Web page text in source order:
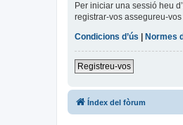
Per iniciar una sessió heu
registrar-vos assegureu-
Condicions d’ús
Normes
Registreu-vos
Índex del fòrum